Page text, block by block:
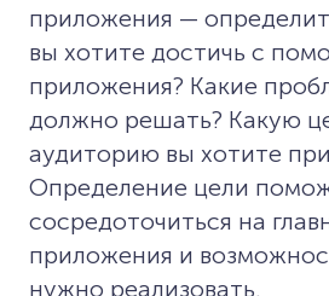
приложения —
вы хотите достичь с
приложения? Какие
должно решать? Какую
аудиторию вы хотите
Определение цели
сосредоточиться на
приложения и
нужно реализовать.